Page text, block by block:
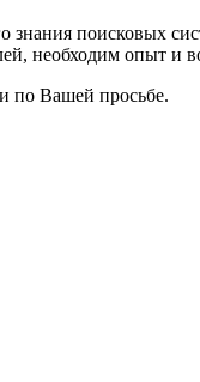
поисковых
необходим опыт и
по Вашей просьбе.